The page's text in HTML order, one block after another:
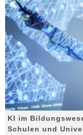
KI im
Schulen und